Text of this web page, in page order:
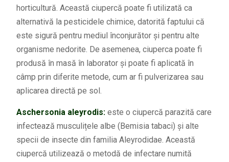
horticultură. Această ciupercă poate fi utilizată ca
alternativă la pesticidele chimice, datorită faptului că
este sigură pentru mediul înconjurător și pentru alte
organisme nedorite. De asemenea, ciuperca poate fi
produsă în masă în laborator și poate fi aplicată în
câmp prin diferite metode, cum ar fi pulverizarea sau
aplicarea directă pe sol.
Aschersonia aleyrodis: este o ciupercă parazită care
infectează musculițele albe (Bemisia tabaci) și alte
specii de insecte din familia Aleyrodidae. Această
ciupercă utilizează o metodă de infectare numită